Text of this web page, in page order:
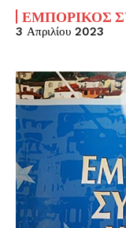
ΕΜΠΟΡΙΚΌΣ
3 Απριλίου 2023